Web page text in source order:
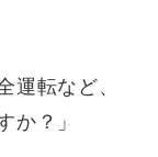
運転など、
か？」